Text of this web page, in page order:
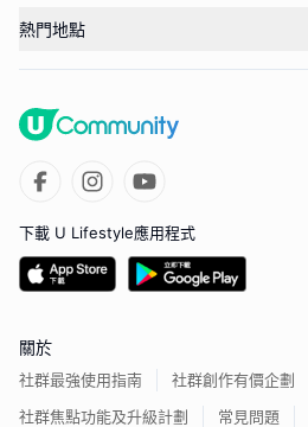
熱門地點
下載 U Lifestyle應用程式
關於
社群最強使用指南
社群創作有價企劃
社群焦點功能及升級計劃
常見問題